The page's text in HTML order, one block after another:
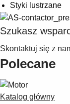
Suggestions
Products
See more products
Shopping list
0
Styki lustrzane
Szukasz
Skontaktuj się z
Polecane
Katalog główny